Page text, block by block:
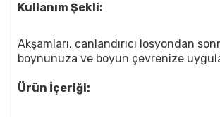
Kullanım Şekli:
Akşamları, canlandırıcı losyondan
boynunuza ve boyun çevrenize
Ürün İçeriği: